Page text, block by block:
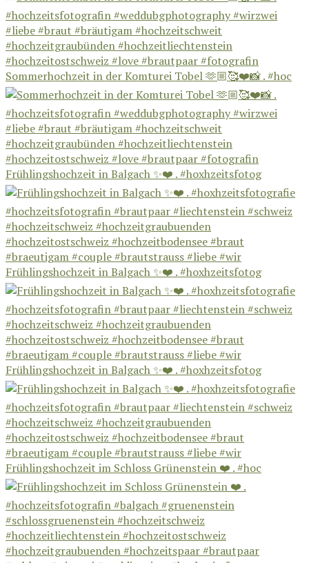
Sommerhochzeit in der Komturei Tobel 🫶🏼🥰❤️📸 . #hoc
Frühlingshochzeit in Balgach ✨❤️ . #hoxhzeitsfotog
Frühlingshochzeit in Balgach ✨❤️ . #hoxhzeitsfotog
Frühlingshochzeit in Balgach ✨❤️ . #hoxhzeitsfotog
Frühlingshochzeit im Schloss Grünenstein ❤️ . #hoc